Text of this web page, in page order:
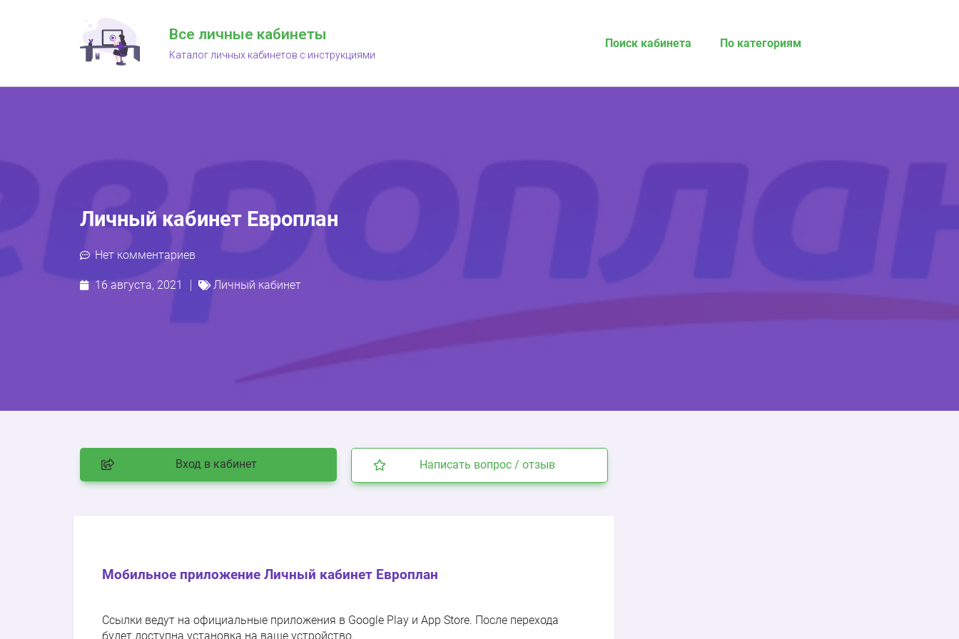
Все личные кабинеты
Каталог личных кабинетов с инструкциями
Поиск кабинета По категориям
Личный кабинет Европлан
Нет комментариев
16 августа, 2021 Личный кабинет
Вход в кабинет Написать вопрос / отзыв
Мобильное приложение Личный кабинет Европлан
Ссылки ведут на официальные приложения в Google Play и App Store. После перехода
будет доступна установка на ваше устройство.